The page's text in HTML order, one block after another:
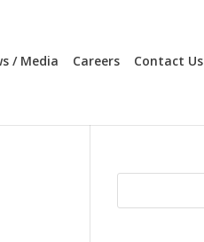
/ Media Careers Contact Us